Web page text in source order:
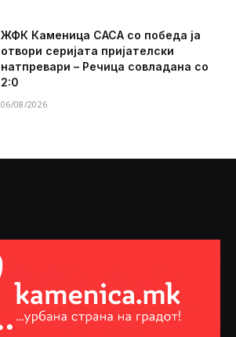
ЖФК Каменица САСА со победа ја
отвори серијата пријателски
натпревари – Речица совладана со
2:0
06/08/2026